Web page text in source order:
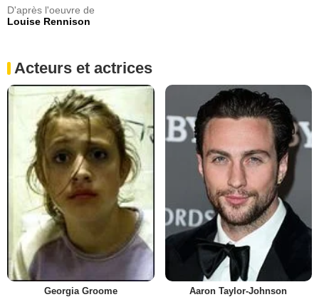
D'après l'oeuvre de
Louise Rennison
Acteurs et actrices
Georgia Groome Aaron Taylor-Johnson